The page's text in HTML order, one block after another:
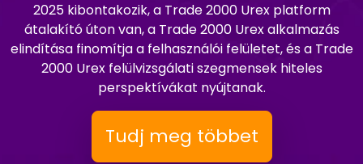
2025 kibontakozik, a Trade 2000 Urex platform
átalakító úton van, a Trade 2000 Urex alkalmazás
elindítása finomítja a felhasználói felületet, és a Trade
2000 Urex felülvizsgálati szegmensek hiteles
perspektívákat nyújtanak.
Tudj meg többet